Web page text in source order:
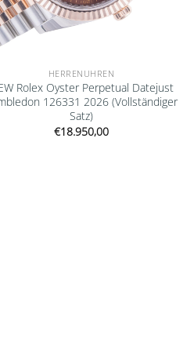
HERRENUHREN
Rolex Oyster Perpetual Datejust
126331 2026 (Vollständiger
Satz)
€18.950,00